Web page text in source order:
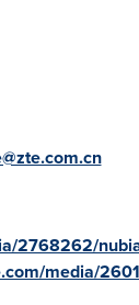
2768262/
media/